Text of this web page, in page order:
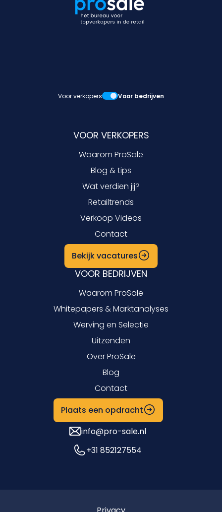
Voor verkopers Voor bedrijven
VOOR VERKOPERS
Waarom ProSale
Blog & tips
Wat verdien jij?
Retailtrends
Verkoop Videos
Contact
Bekijk vacatures
VOOR BEDRIJVEN
Waarom ProSale
Whitepapers & Marktanalyses
Werving en Selectie
Uitzenden
Over ProSale
Blog
Contact
Plaats een opdracht
info@pro-sale.nl
+31 852127554